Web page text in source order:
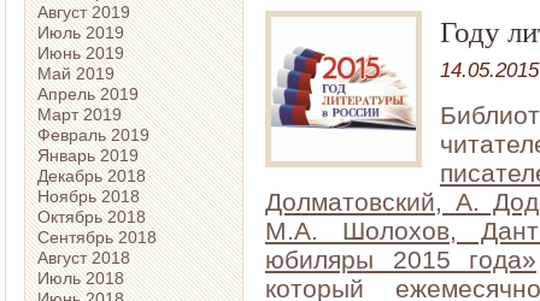
Август 2019
Июль 2019
Июнь 2019
Май 2019
Апрель 2019
Март 2019
Февраль 2019
Январь 2019
Декабрь 2018
Ноябрь 2018
Октябрь 2018
Сентябрь 2018
Август 2018
Июль 2018
Году
14.05.2015
Долматовский, А.
М.А. Шолохов,
юбиляры 2015 года»
который